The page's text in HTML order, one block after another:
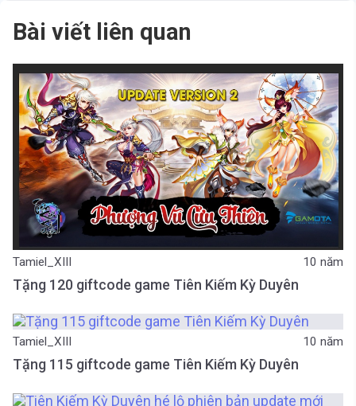
Bài viết liên quan
Tamiel_XIII 10 năm
Tặng 120 giftcode game Tiên Kiếm Kỳ Duyên
Tamiel_XIII 10 năm
Tặng 115 giftcode game Tiên Kiếm Kỳ Duyên